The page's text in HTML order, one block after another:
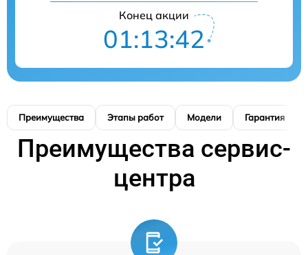
Конец акции
01:13:41
Преимущества Этапы работ Модели Гарантия
Преимущества сервис-
центра